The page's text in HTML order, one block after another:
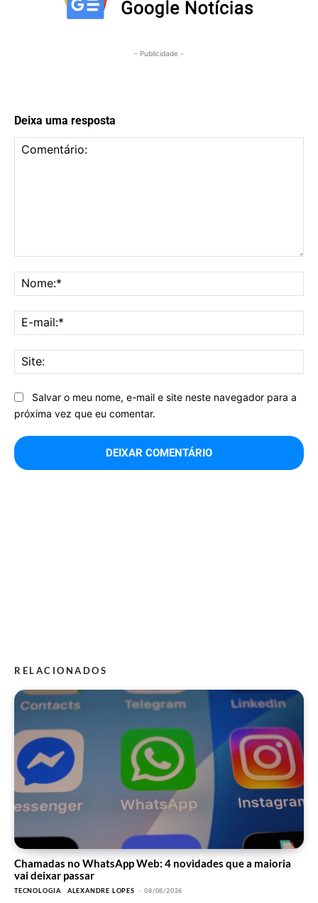
- Publicidade -
Deixa uma resposta
Salvar o meu nome, e-mail e site neste navegador para a
próxima vez que eu comentar.
RELACIONADOS
Chamadas no WhatsApp Web: 4 novidades que a maioria
vai deixar passar
TECNOLOGIA ALEXANDRE LOPES - 08/08/2026